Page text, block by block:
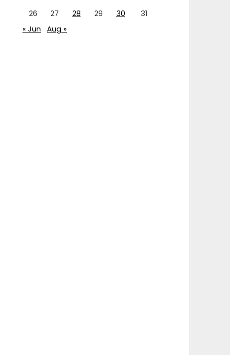
26
27 28 29 30
31
« Jun Aug »